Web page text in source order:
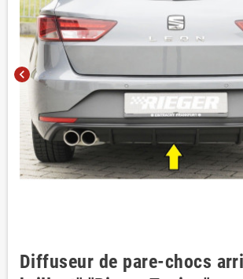
chevron_left
Diffuseur de pare-chocs